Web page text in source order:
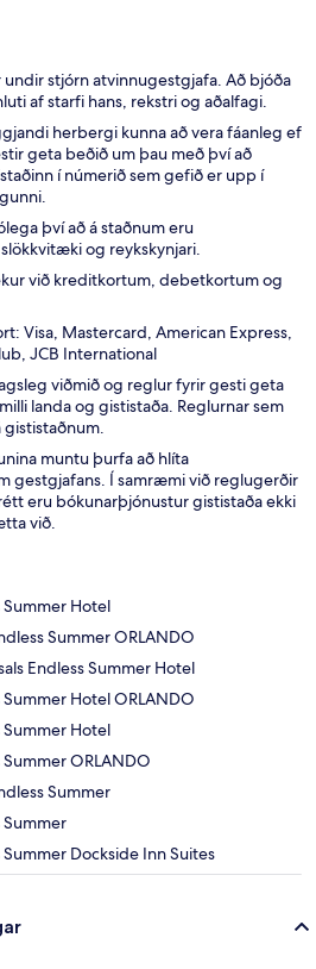
undir stjórn atvinnugestgjafa. Að bjóða
af starfi hans, rekstri og aðalfagi.
herbergi kunna að vera fáanleg ef
geta beðið um þau með því að
í númerið sem gefið er upp í
því að á staðnum eru
og reykskynjari.
við kreditkortum, debetkortum og
Visa, Mastercard, American Express,
JCB International
viðmið og reglur fyrir gesti geta
landa og gististaða. Reglurnar sem
muntu þurfa að hlíta
gestgjafans. Í samræmi við reglugerðir
eru bókunarþjónustur gististaða ekki
við.
Summer Hotel
Summer ORLANDO
Endless Summer Hotel
Summer Hotel ORLANDO
Summer Hotel
ORLANDO
Summer
Summer
Summer Dockside Inn Suites